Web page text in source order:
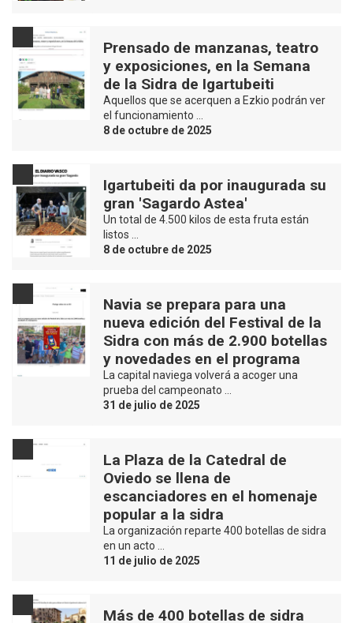
Prensado de manzanas, teatro
y exposiciones, en la Semana
de la Sidra de Igartubeiti
Aquellos que se acerquen a Ezkio podrán ver
el funcionamiento …
8 de octubre de 2025
Igartubeiti da por inaugurada su
gran 'Sagardo Astea'
Un total de 4.500 kilos de esta fruta están
listos …
8 de octubre de 2025
Navia se prepara para una
nueva edición del Festival de la
Sidra con más de 2.900 botellas
y novedades en el programa
La capital naviega volverá a acoger una
prueba del campeonato …
31 de julio de 2025
La Plaza de la Catedral de
Oviedo se llena de
escanciadores en el homenaje
popular a la sidra
La organización reparte 400 botellas de sidra
en un acto …
11 de julio de 2025
Más de 400 botellas de sidra